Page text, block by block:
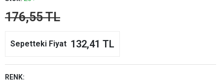
176,55 TL
Sepetteki Fiyat 132,41 TL
RENK: